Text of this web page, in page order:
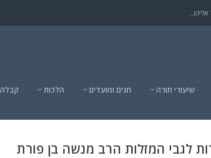
שיעורי תורה חגים ומועדים הלכות קבלה
לגבי המזלות הרב מנשה בן פורת